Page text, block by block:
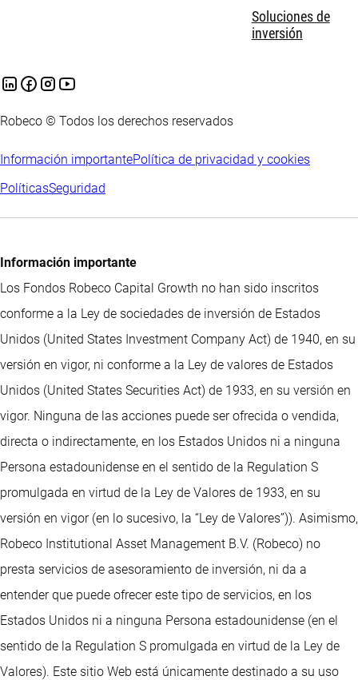
Soluciones de
inversión
Robeco © Todos los derechos reservados
Información importantePolítica de privacidad y cookies
PolíticasSeguridad
Información importante
Los Fondos Robeco Capital Growth no han sido inscritos
conforme a la Ley de sociedades de inversión de Estados
Unidos (United States Investment Company Act) de 1940, en su
versión en vigor, ni conforme a la Ley de valores de Estados
Unidos (United States Securities Act) de 1933, en su versión en
vigor. Ninguna de las acciones puede ser ofrecida o vendida,
directa o indirectamente, en los Estados Unidos ni a ninguna
Persona estadounidense en el sentido de la Regulation S
promulgada en virtud de la Ley de Valores de 1933, en su
versión en vigor (en lo sucesivo, la “Ley de Valores”)). Asimismo,
Robeco Institutional Asset Management B.V. (Robeco) no
presta servicios de asesoramiento de inversión, ni da a
entender que puede ofrecer este tipo de servicios, en los
Estados Unidos ni a ninguna Persona estadounidense (en el
sentido de la Regulation S promulgada en virtud de la Ley de
Valores). Este sitio Web está únicamente destinado a su uso